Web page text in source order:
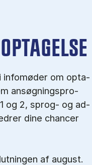
in­fo­mø­der om op­ta­
an­søg­nings­pro­
og 2, sprog- og ad­
dine chancer
af august.